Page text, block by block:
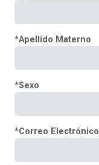
*Apellido Materno
*Sexo
*Correo Electrónico